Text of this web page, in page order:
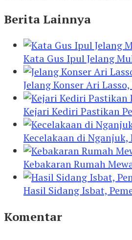
Berita Lainnya
Kata Gus Ipul Jelang
Jelang Konser Ari
Kejari Kediri Pastikan
Kecelakaan di Nganjuk,
Kebakaran Rumah
Hasil Sidang Isbat,
Komentar